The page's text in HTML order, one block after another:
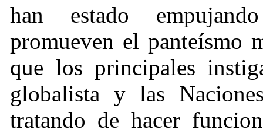
han estado
promueven el panteísmo
que los principales
globalista y las
tratando de hacer